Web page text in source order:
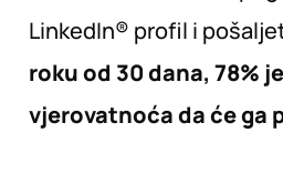
LinkedIn® profil i
roku od 30 dana, 78%
vjerovatnoća da će ga